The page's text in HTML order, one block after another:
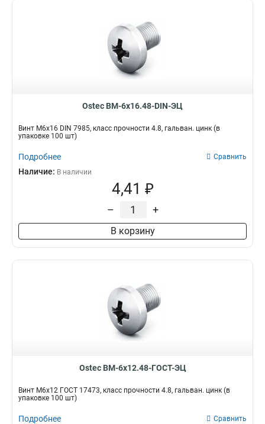
Ostec ВМ-6х16.48-DIN-ЭЦ
Винт М6х16 DIN 7985, класс прочности 4.8, гальван. цинк (в
упаковке 100 шт)
Подробнее Сравнить
Наличие: В наличии
4,41 ₽
– +
В корзину
Ostec ВМ-6х12.48-ГОСТ-ЭЦ
Винт М6х12 ГОСТ 17473, класс прочности 4.8, гальван. цинк (в
упаковке 100 шт)
Подробнее Сравнить